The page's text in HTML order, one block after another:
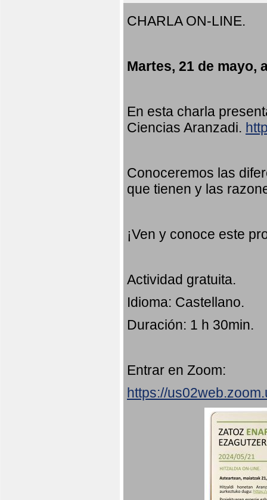
CHARLA ON-LINE.
Martes, 21 de mayo,
En esta charla
Ciencias Aranzadi.
Conoceremos las
que tienen y las
¡Ven y conoce este
Actividad gratuita.
Idioma: Castellano.
Duración: 1 h 30min.
Entrar en Zoom:
https://